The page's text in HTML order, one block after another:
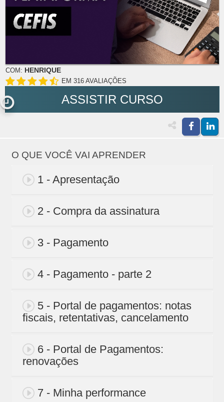
COM: HENRIQUE
EM 316 AVALIAÇÕES
ASSISTIR CURSO
O QUE VOCÊ VAI APRENDER
1 - Apresentação
2 - Compra da assinatura
3 - Pagamento
4 - Pagamento - parte 2
5 - Portal de pagamentos: notas
fiscais, retentativas, cancelamento
6 - Portal de Pagamentos:
renovações
7 - Minha performance